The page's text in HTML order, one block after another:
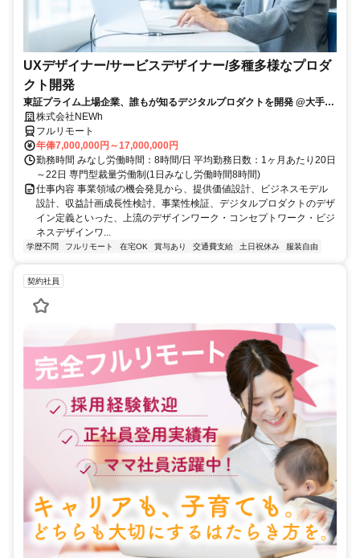
UXデザイナー/サービスデザイナー/多種多様なプロダ
クト開発
東証プライム上場企業、誰もが知るデジタルプロダクトを開発 @大手町
駅 株式会社NEWh
フルリモート
年俸7,000,000円～17,000,000円
勤務時間 みなし労働時間：8時間/日 平均勤務日数：1ヶ月あたり20日
～22日 専門型裁量労働制(1日みなし労働時間8時間)
仕事内容 事業領域の機会発見から、提供価値設計、ビジネスモデル
設計、収益計画成長性検討、事業性検証、デジタルプロダクトのデザ
イン定義といった、上流のデザインワーク・コンセプトワーク・ビジ
ネスデザインワ...
学歴不問 フルリモート 在宅OK 賞与あり 交通費支給 土日祝休み 服装自由
契約社員